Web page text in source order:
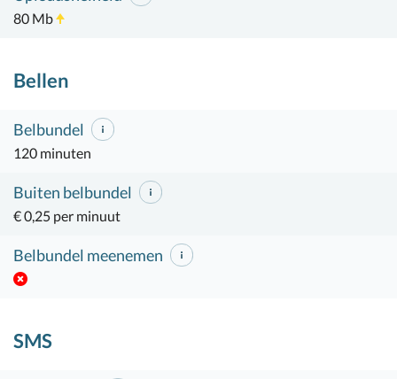
80 Mb
Bellen
Belbundel
120 minuten
Buiten belbundel
€ 0,25 per minuut
Belbundel meenemen
SMS